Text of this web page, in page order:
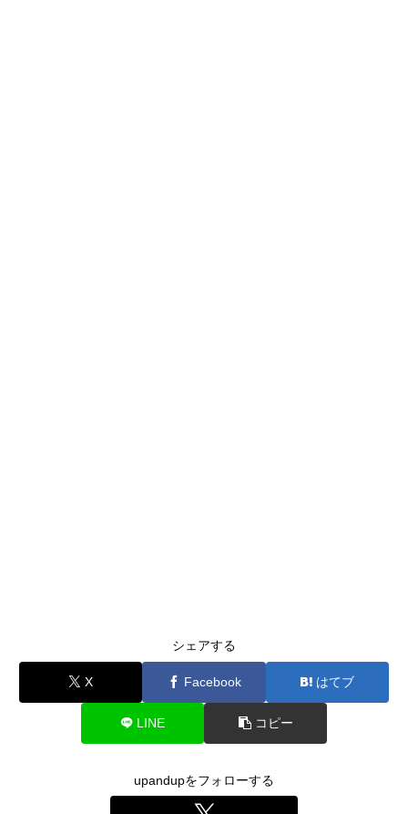
シェアする
X Facebook はてブ
LINE コピー
upandupをフォローする